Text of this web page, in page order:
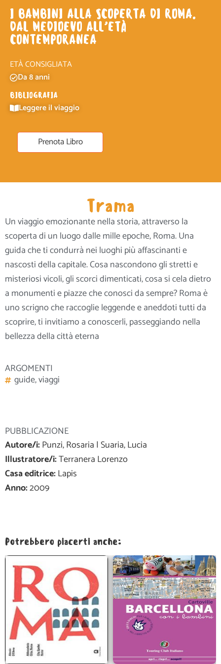
I BAMBINI ALLA SCOPERTA DI ROMA.
DAL MEDIOEVO ALL’ETÀ
CONTEMPORANEA
ETÀ CONSIGLIATA
Da 8 anni
BIBLIOGRAFIA
Leggere il viaggio
Prenota Libro
PUBBLICAZIONE
Autore/i:Punzi, Rosaria | Suaria, Lucia
Illustratore/i:Terranera Lorenzo
Casa editrice:Lapis
Anno:2009
Trama
Un viaggio emozionante nella storia, attraverso la
scoperta di un luogo dalle mille epoche, Roma. Una
guida che ti condurrà nei luoghi più affascinanti e
nascosti della capitale. Cosa nascondono gli stretti e
misteriosi vicoli, gli scorci dimenticati, cosa si cela dietro
a monumenti e piazze che conosci da sempre? Roma è
uno scrigno che raccoglie leggende e aneddoti tutti da
scoprire, ti invitiamo a conoscerli, passeggiando nella
bellezza della città eterna
ARGOMENTI
guide,viaggi
Potrebbero piacerti anche: